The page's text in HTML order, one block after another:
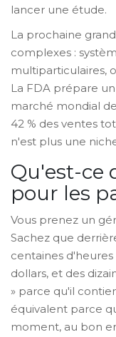
lancer une étude.
La prochaine
complexes :
multiparticulaires,
La FDA prépare
marché mondial
42 % des ventes
n'est plus une
Qu'est-ce
pour les
Vous prenez un
Sachez que
centaines
dollars, et des
» parce qu'il
équivalent parce
moment, au bon